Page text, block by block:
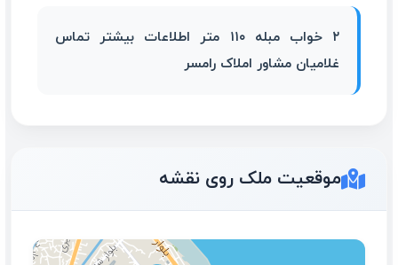
۲ خواب مبله ۱۱۰ متر اطلاعات بیشتر تماس
غلامیان مشاور املاک رامسر
موقعیت ملک روی نقشه